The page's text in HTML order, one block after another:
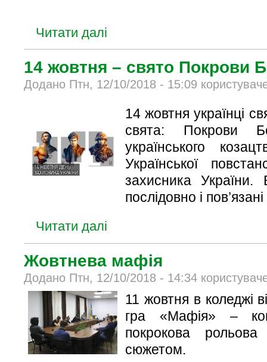
Читати далі
14 жовтня – свято Покрови
Додано Птн, 12/10/2018 - 15:09
14 жовтня українці
свята: Покрови
українського
Української
захисника України.
послідовно і
Читати далі
Жовтнева мафія
Додано Птн, 12/10/2018 - 14:34
11 жовтня в коледжі
гра «Мафія» –
покрокова
сюжетом.